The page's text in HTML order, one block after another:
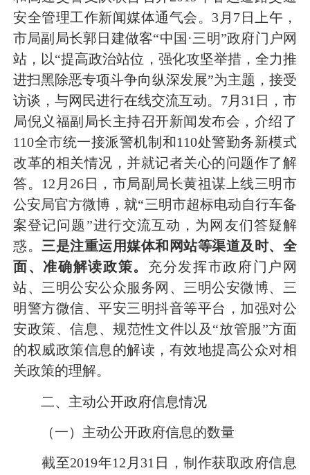
安全管理工作新闻媒体通气会。3月7日上午，
市局副局长郭日建做客“中国·三明”政府门户网
站，以“提高政治站位，强化攻坚举措，全力推
进扫黑除恶专项斗争向纵深发展”为主题，接受
访谈，与网民进行在线交流互动。7月31日，市
局倪义福副局长主持召开新闻发布会，介绍了
110全市统一接派警机制和110处警勤务新模式
改革的相关情况，并就记者关心的问题作了解
答。12月26日，市局副局长黄祖谋上线三明市
公安局官方微博，就“三明市超标电动自行车备
案登记问题”进行交流互动，为网友们答疑解
惑。 三是注重运用媒体和网站等渠道及时、全
面、准确解读政策。 充分发挥市政府门户网
站、三明公安公众服务网、三明公安微博、三
明警方微信、平安三明抖音等平台，加强对公
安政策、信息、规范性文件以及“放管服”方面
的权威政策信息的解读，有效地提高公众对相
关政策的理解。
二、主动公开政府信息情况
（一）主动公开政府信息的数量
截至2019年12月31日，制作获取政府信息